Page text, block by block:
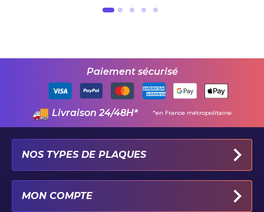
Paiement sécurisé
Livraison 24/48H* *en France métropolitaine
NOS TYPES DE PLAQUES
MON COMPTE